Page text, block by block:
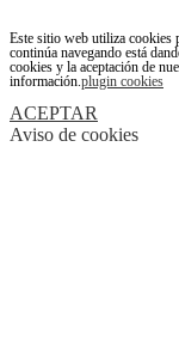
Este sitio web utiliza cookies
continúa navegando está
cookies y la aceptación de
información.plugin cookies
ACEPTAR
Aviso de cookies